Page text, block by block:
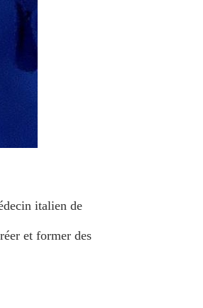
italien de
et former des